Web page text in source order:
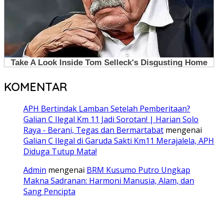
KOMENTAR
APH Bertindak Lamban Setelah Pemberitaan?
Galian C Ilegal Km 11 Jadi Sorotan! | Harian Solo
Raya - Berani, Tegas dan Bermartabat mengenai
Galian C Ilegal di Garuda Sakti Km11 Merajalela, APH
Diduga Tutup Mata!
Admin mengenai BRM Kusumo Putro Ungkap
Makna Sadranan: Harmoni Manusia, Alam, dan
Sang Pencipta